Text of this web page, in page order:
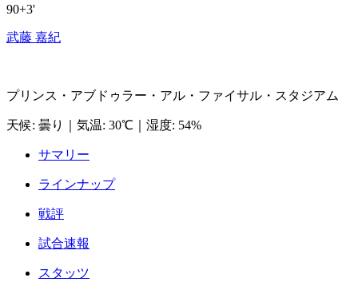
90+3'
武藤 嘉紀
プリンス・アブドゥラー・アル・ファイサル・スタジアム
天候: 曇り 気温: 30℃ 湿度: 54%
サマリー
ラインナップ
戦評
試合速報
スタッツ